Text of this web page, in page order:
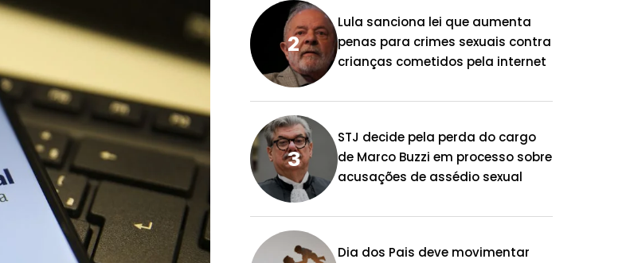
Lula sanciona lei que aumenta
penas para crimes sexuais contra
crianças cometidos pela internet
STJ decide pela perda do cargo
de Marco Buzzi em processo sobre
acusações de assédio sexual
Dia dos Pais deve movimentar